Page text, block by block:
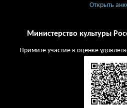
Открыть
Министерство культуры
Примите участие в оценке